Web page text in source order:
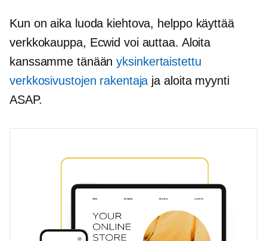
Kun on aika luoda kiehtova, helppo käyttää
verkkokauppa, Ecwid voi auttaa. Aloita
kanssamme tänäänyksinkertaistettu
verkkosivustojen rakentaja ja aloita myynti
ASAP.